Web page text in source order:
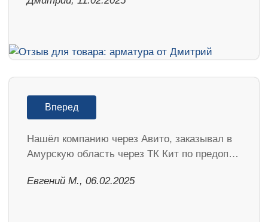
Вперед
Нашёл компанию через Авито, заказывал в
Амурскую область через ТК Кит по предоп…
​Евгений М., 06.02.2025